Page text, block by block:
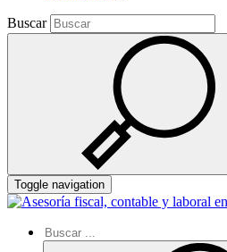
Buscar
Toggle navigation